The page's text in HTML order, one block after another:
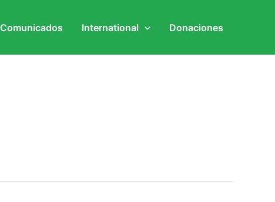
Comunicados International Donaciones